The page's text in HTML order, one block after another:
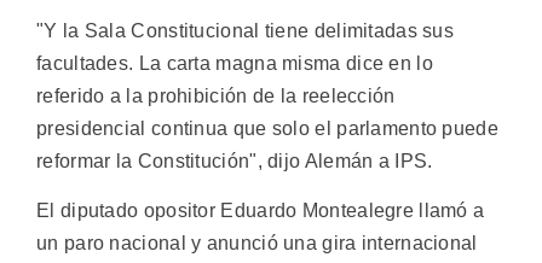
"Y la Sala Constitucional tiene delimitadas sus
facultades. La carta magna misma dice en lo
referido a la prohibición de la reelección
presidencial continua que solo el parlamento puede
reformar la Constitución", dijo Alemán a IPS.
El diputado opositor Eduardo Montealegre llamó a
un paro nacional y anunció una gira internacional